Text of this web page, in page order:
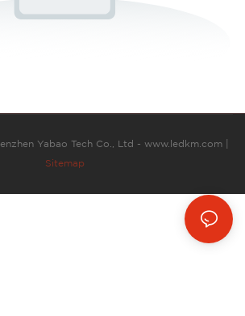
Yabao Tech Co., Ltd - www.ledkm.com |
Sitemap